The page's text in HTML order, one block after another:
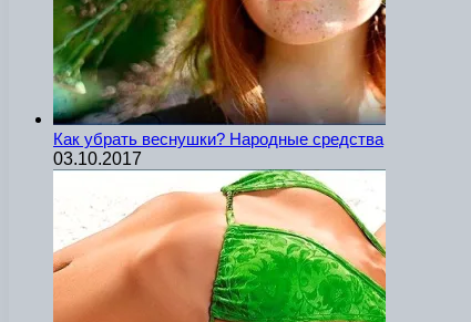
Как убрать веснушки? Народные средства
03.10.2017